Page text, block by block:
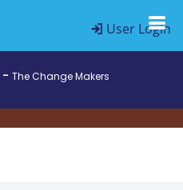
User Login
- The Change Makers